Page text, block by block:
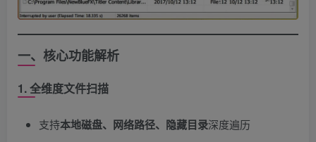
一、核心功能解析
1. 全维度文件扫描
支持本地磁盘、网络路径、隐藏目录深度遍历